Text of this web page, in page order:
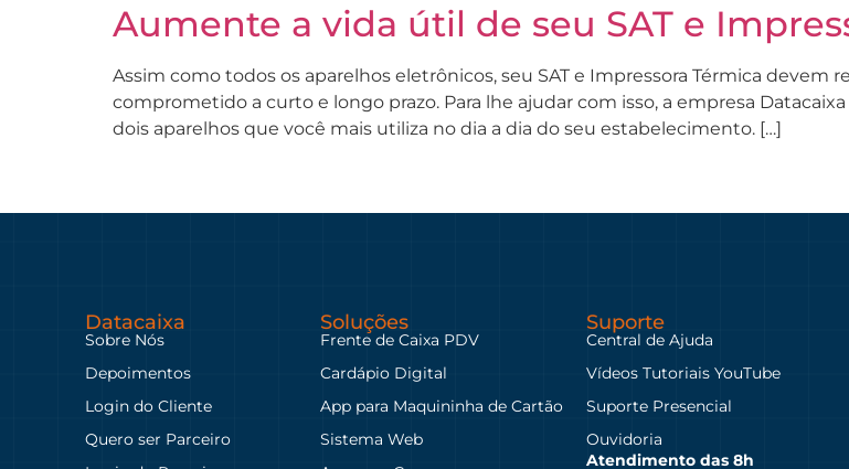
Aumente a vida útil de seu SAT e
Assim como todos os aparelhos eletrônicos, seu SAT e Impressora Térmica
comprometido a curto e longo prazo. Para lhe ajudar com isso, a empresa
dois aparelhos que você mais utiliza no dia a dia do seu estabelecimento. […]
Datacaixa
Sobre Nós
Depoimentos
Login do Cliente
Quero ser Parceiro
Soluções
Frente de Caixa PDV
Cardápio Digital
App para Maquininha de Cartão
Sistema Web
Suporte
Central de Ajuda
Vídeos Tutoriais YouTube
Suporte Presencial
Ouvidoria
Atendimento das 8h